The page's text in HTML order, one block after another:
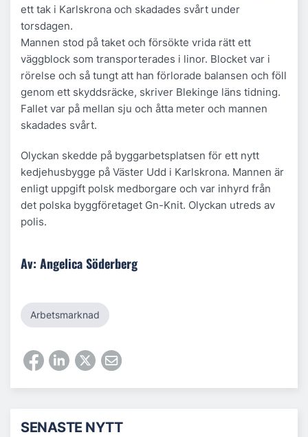
ett tak i Karlskrona och skadades svårt under
torsdagen.
Mannen stod på taket och försökte vrida rätt ett
väggblock som transporterades i linor. Blocket var i
rörelse och så tungt att han förlorade balansen och föll
genom ett skyddsräcke, skriver Blekinge läns tidning.
Fallet var på mellan sju och åtta meter och mannen
skadades svårt.
Olyckan skedde på byggarbetsplatsen för ett nytt
kedjehusbygge på Väster Udd i Karlskrona. Mannen är
enligt uppgift polsk medborgare och var inhyrd från
det polska byggföretaget Gn-Knit. Olyckan utreds av
polis.
Av: Angelica Söderberg
Arbetsmarknad
SENASTE NYTT